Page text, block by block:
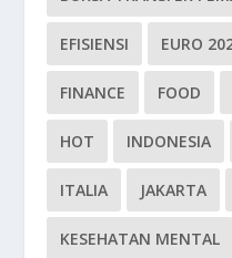
EFISIENSI EURO
FINANCE FOOD
HOT INDONESIA
ITALIA JAKARTA
KESEHATAN MENTAL